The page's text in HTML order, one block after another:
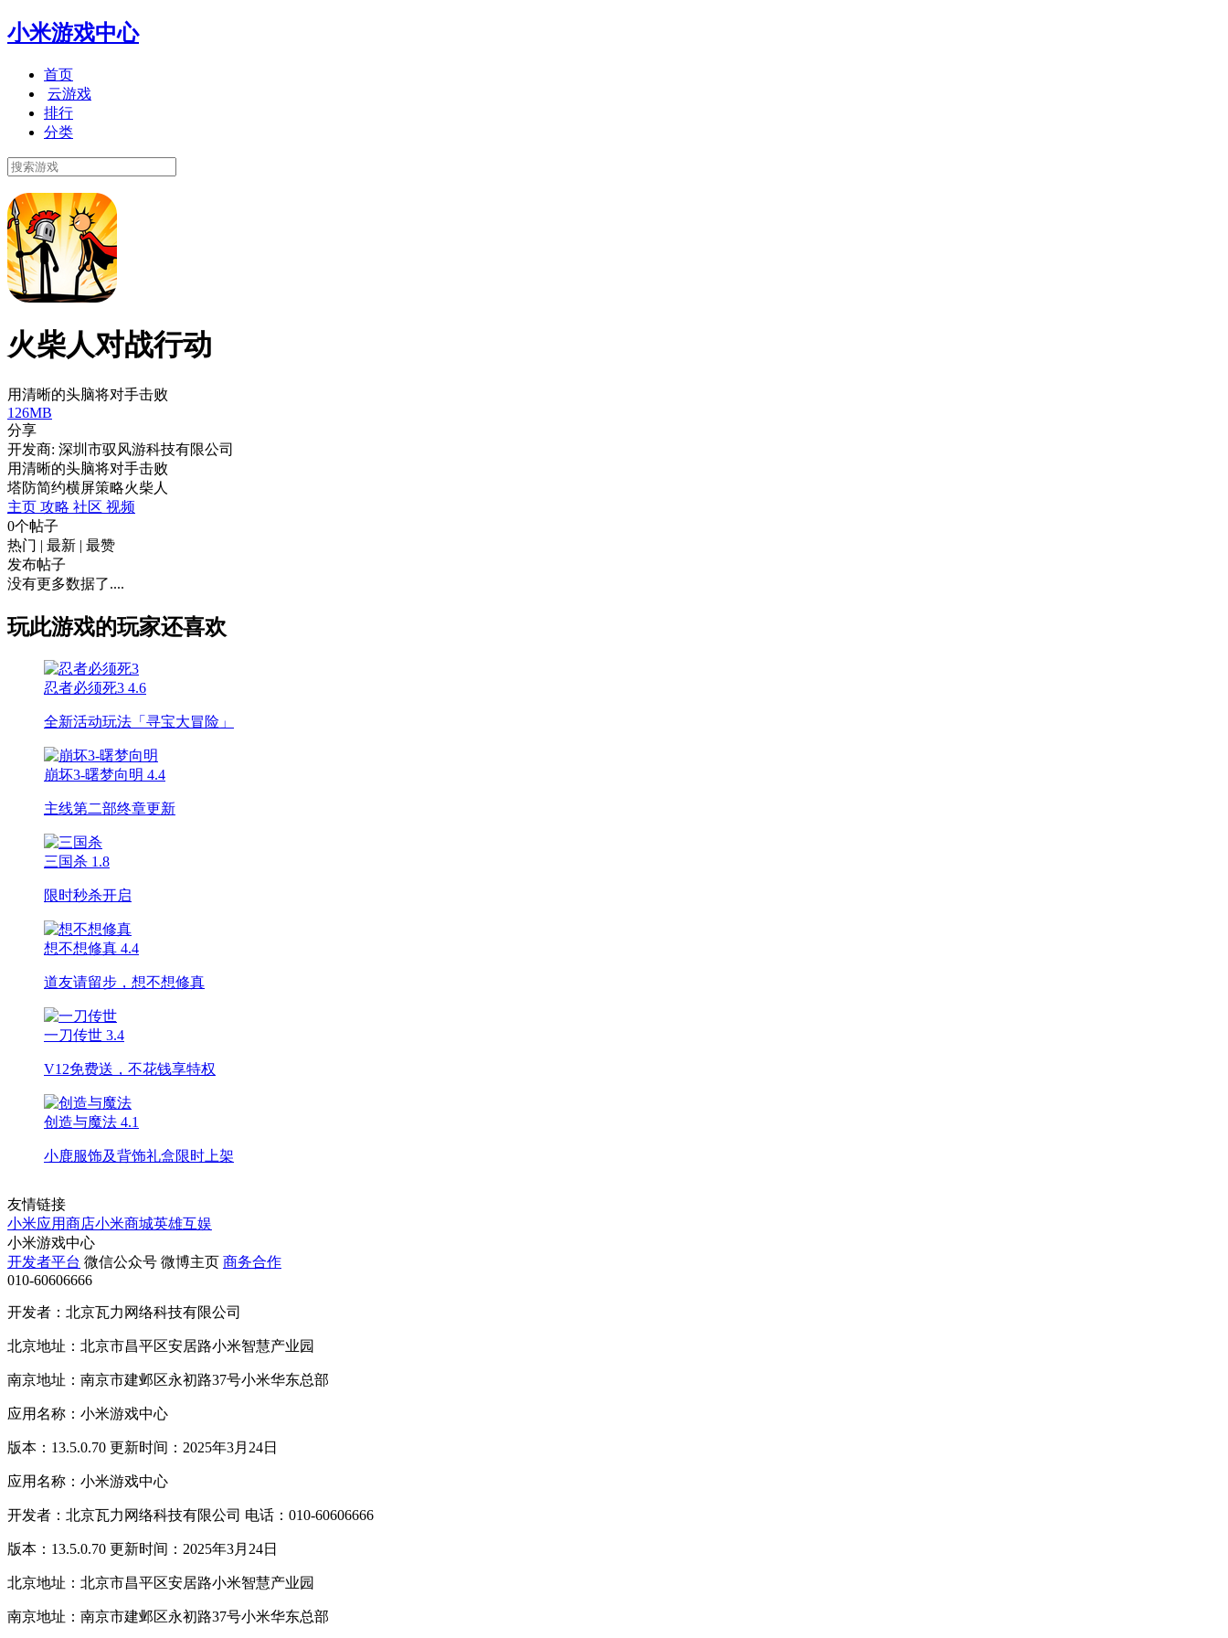
小米游戏中心
首页
云游戏
排行
分类
火柴人对战行动
用清晰的头脑将对手击败
126MB
分享
开发商: 深圳市驭风游科技有限公司
用清晰的头脑将对手击败
塔防简约横屏策略火柴人
主页 攻略 社区 视频
0个帖子
热门 | 最新 | 最赞
发布帖子
没有更多数据了....
玩此游戏的玩家还喜欢
忍者必须死3 4.6
全新活动玩法「寻宝大冒险」
崩坏3-曙梦向明 4.4
主线第二部终章更新
三国杀 1.8
限时秒杀开启
想不想修真 4.4
道友请留步，想不想修真
一刀传世 3.4
V12免费送，不花钱享特权
创造与魔法 4.1
小鹿服饰及背饰礼盒限时上架
友情链接
小米应用商店小米商城英雄互娱
小米游戏中心
开发者平台 微信公众号 微博主页 商务合作
010-60606666
开发者：北京瓦力网络科技有限公司
北京地址：北京市昌平区安居路小米智慧产业园
南京地址：南京市建邺区永初路37号小米华东总部
应用名称：小米游戏中心
版本：13.5.0.70 更新时间：2025年3月24日
应用名称：小米游戏中心
开发者：北京瓦力网络科技有限公司 电话：010-60606666
版本：13.5.0.70 更新时间：2025年3月24日
北京地址：北京市昌平区安居路小米智慧产业园
南京地址：南京市建邺区永初路37号小米华东总部